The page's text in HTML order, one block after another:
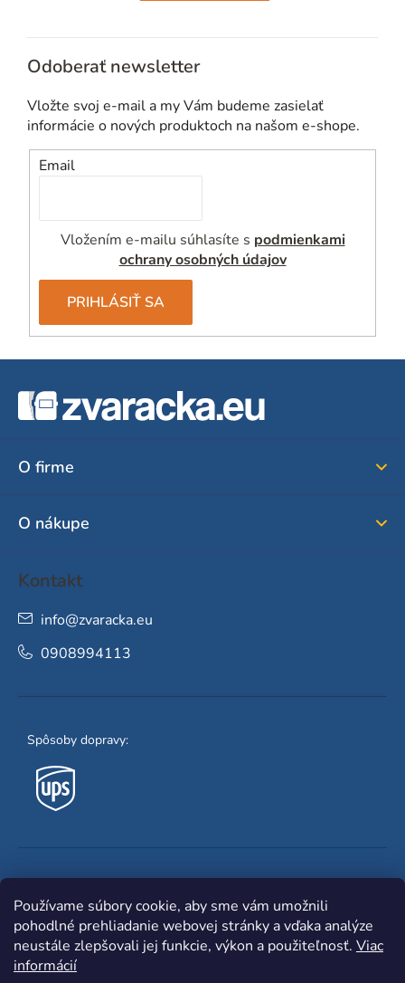
Používame súbory cookie, aby sme vám umožnili
pohodlné prehliadanie webovej stránky a vďaka analýze
neustále zlepšovali jej funkcie, výkon a použiteľnosť. Viac
informácií
Odoberať newsletter
Vložte svoj e-mail a my Vám budeme zasielať
informácie o nových produktoch na našom e-shope.
Email
Vložením e-mailu súhlasíte s podmienkami
ochrany osobných údajov
PRIHLÁSIŤ SA
O firme
O nákupe
Kontakt
info@zvaracka.eu
0908994113
Spôsoby dopravy: